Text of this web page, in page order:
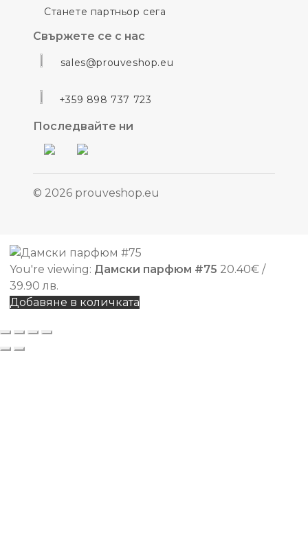
Станете партньор сега
Свържете се с нас
sales@prouveshop.eu
+359 898 737 723
Последвайте ни
© 2026 prouveshop.eu
You're viewing: Дамски парфюм #75 20.40€ /
39.90 лв.
Добавяне в количката